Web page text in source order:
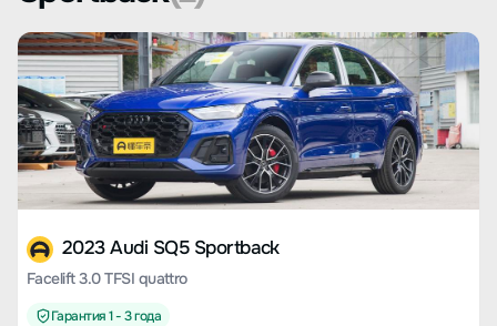
2023 Audi SQ5 Sportback
Facelift 3.0 TFSI quattro
Гарантия 1 - 3 года